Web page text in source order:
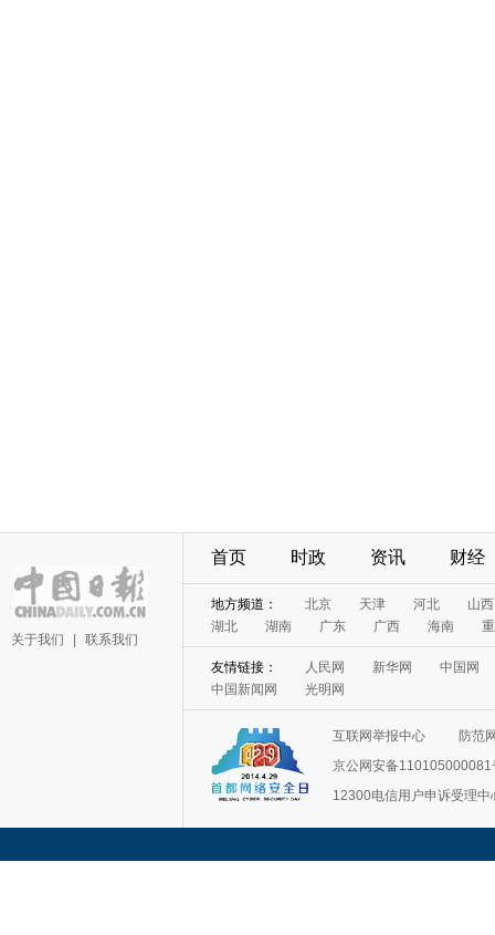
关于我们 联系我们
首页 时政 资讯 财经
地方频道： 北京 天津 河北
山西
湖北
湖南 广东 广西 海南
友情链接： 人民网 新华网
中国网
中国新闻网
光明网
互联网举报中心
防范
京公网安备110105000081
12300电信用户申诉受理中